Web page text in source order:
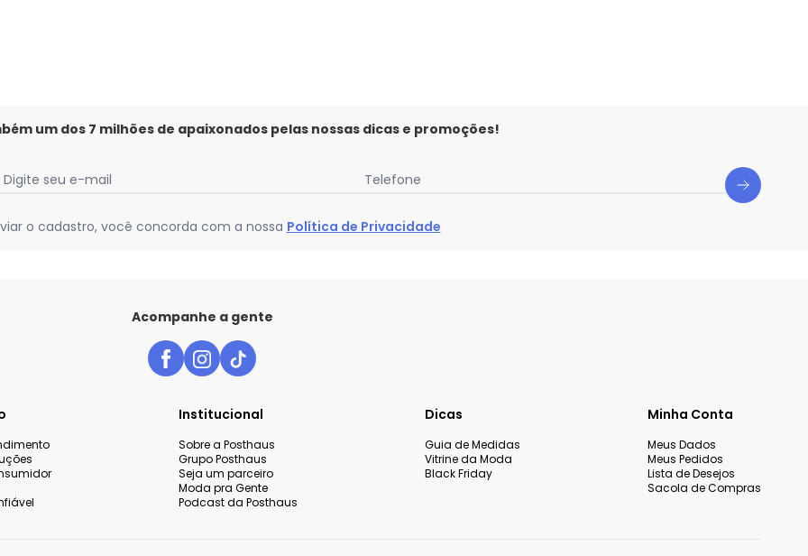
um dos 7 milhões de apaixonados pelas nossas dicas e promoções!
Digite seu e-mail Telefone
o cadastro, você concorda com a nossa Política de Privacidade
Acompanhe a gente
Institucional
Sobre a Posthaus
Grupo Posthaus
Seja um parceiro
Moda pra Gente
Podcast da Posthaus
Dicas
Guia de Medidas
Vitrine da Moda
Black Friday
Minha Conta
Meus Dados
Meus Pedidos
Lista de Desejos
Sacola de Compras